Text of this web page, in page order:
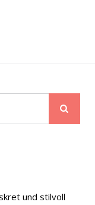
und stilvoll